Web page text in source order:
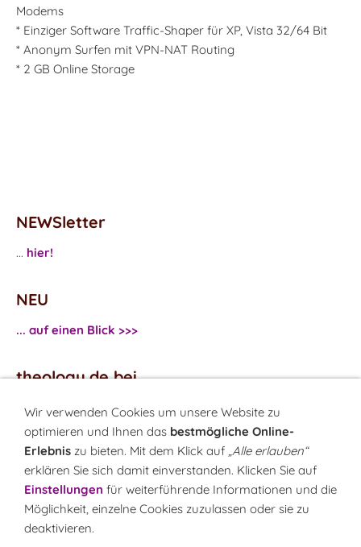
Modems
* Einziger Software Traffic-Shaper für XP, Vista 32/64 Bit
* Anonym Surfen mit VPN-NAT Routing
* 2 GB Online Storage
NEWSletter
... hier!
NEU
... auf einen Blick >>>
theology.de bei
...Facebook
...Twitter
Monatsrätsel
Rätseln & Gewinnen!
Wir verwenden Cookies um unsere Website zu
optimieren und Ihnen das bestmögliche Online-
Erlebnis zu bieten. Mit dem Klick auf „Alle erlauben“
erklären Sie sich damit einverstanden. Klicken Sie auf
Einstellungen für weiterführende Informationen und die
Möglichkeit, einzelne Cookies zuzulassen oder sie zu
deaktivieren.